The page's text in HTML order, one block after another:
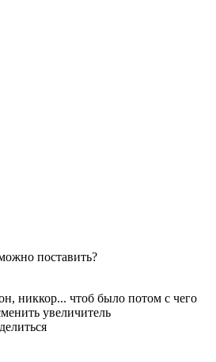
поставить?
никкор... чтоб было потом с чего
увеличитель